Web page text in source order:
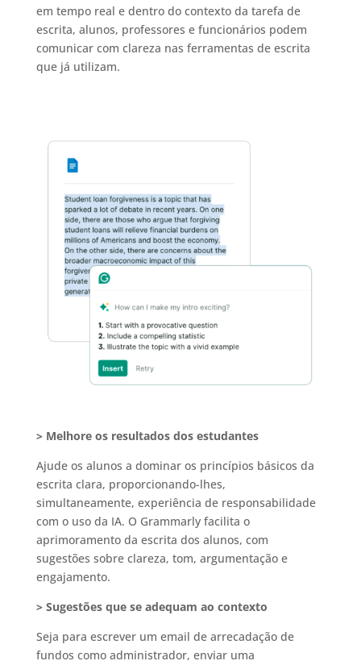
em tempo real e dentro do contexto da tarefa de
escrita, alunos, professores e funcionários podem
comunicar com clareza nas ferramentas de escrita
que já utilizam.
> Melhore os resultados dos estudantes
Ajude os alunos a dominar os princípios básicos da
escrita clara, proporcionando-lhes,
simultaneamente, experiência de responsabilidade
com o uso da IA. O Grammarly facilita o
aprimoramento da escrita dos alunos, com
sugestões sobre clareza, tom, argumentação e
engajamento.
> Sugestões que se adequam ao contexto
Seja para escrever um email de arrecadação de
fundos como administrador, enviar uma